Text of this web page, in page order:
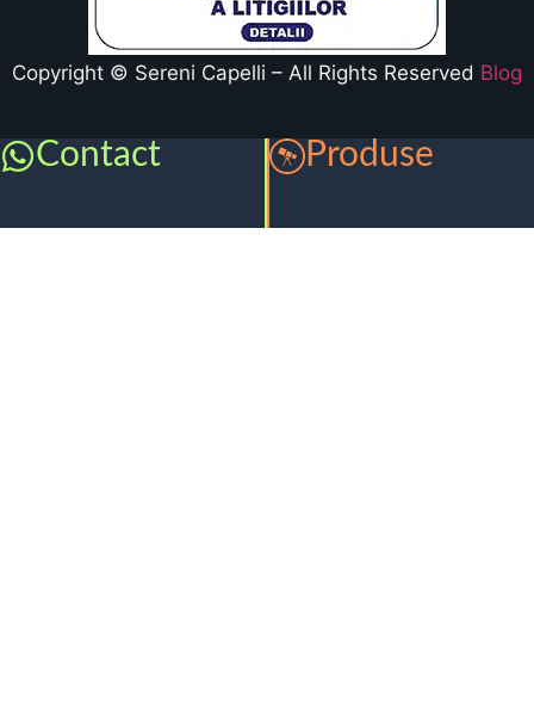
Copyright © Sereni Capelli – All Rights Reserved Blog
Contact Produse